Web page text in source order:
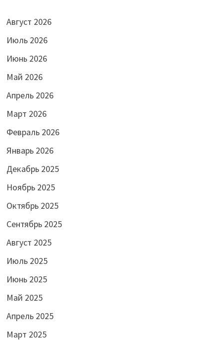
Август 2026
Июль 2026
Июнь 2026
Май 2026
Апрель 2026
Март 2026
Февраль 2026
Январь 2026
Декабрь 2025
Ноябрь 2025
Октябрь 2025
Сентябрь 2025
Август 2025
Июль 2025
Июнь 2025
Май 2025
Апрель 2025
Март 2025